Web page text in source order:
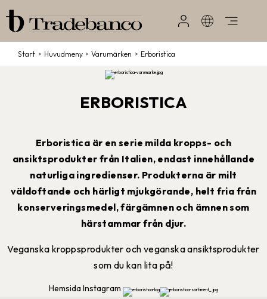
Start / Huvudmeny / Varumärken / Erboristica
ERBORISTICA
Erboristica är en serie milda kropps- och
ansiktsprodukter från Italien, endast innehållande
naturliga ingredienser. Produkterna är milt
väldoftande och härligt mjukgörande, helt fria från
konserveringsmedel, färgämnen och ämnen som
härstammar från djur.
Veganska kroppsprodukter och veganska ansiktsprodukter
som du kan lita på!
HemsidaInstagram